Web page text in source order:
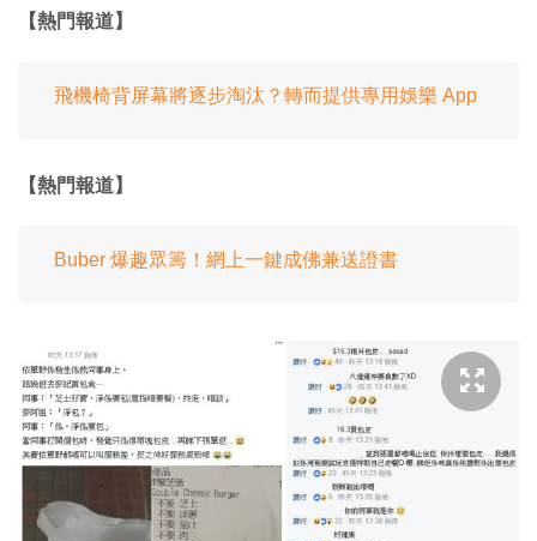
【熱門報道】
飛機椅背屏幕將逐步淘汰？轉而提供專用娛樂 App
【熱門報道】
Buber 爆趣眾籌！網上一鍵成佛兼送證書